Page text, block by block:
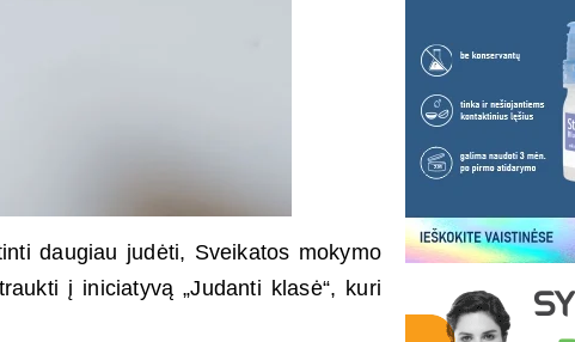
daugiau judėti, Sveikatos mokymo
į iniciatyvą „Judanti klasė“, kuri